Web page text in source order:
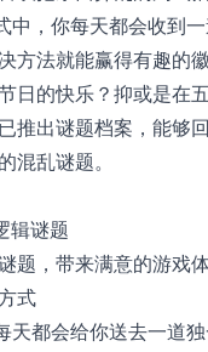
中，你每天都会收到
方法就能赢得有趣的
日的快乐？抑或是在
推出谜题档案，能
混乱谜题。
辑谜题
题，带来满意的游戏
式
天都会给你送去一道